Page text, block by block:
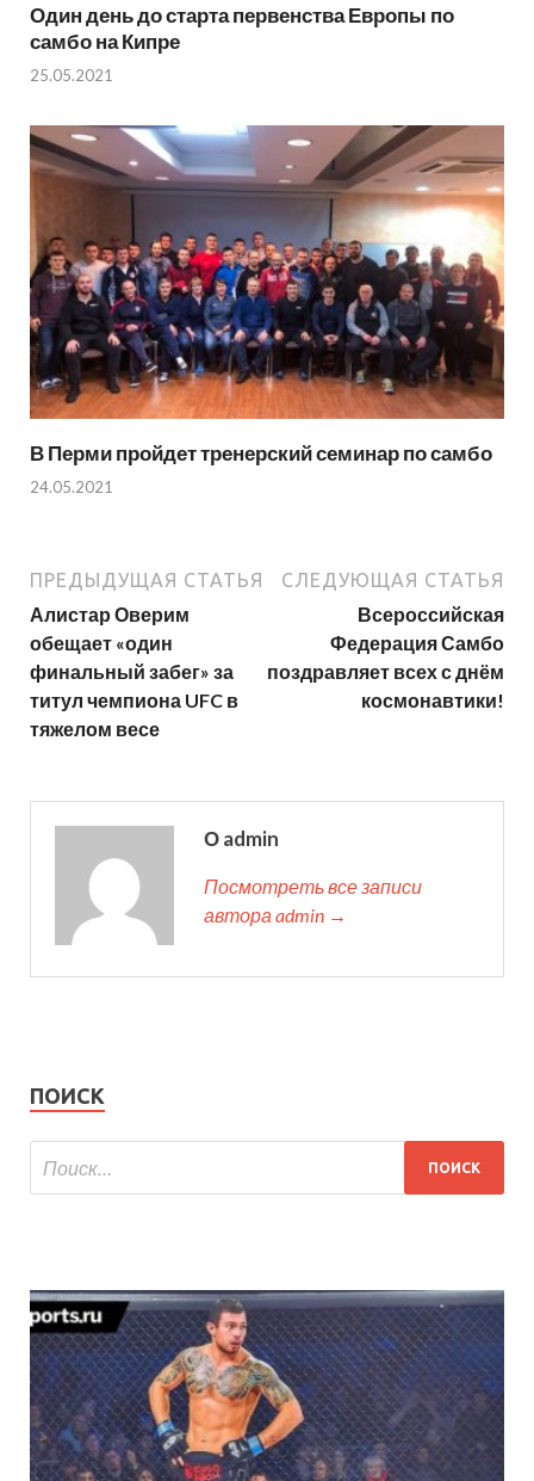
Один день до старта первенства Европы по
самбо на Кипре
25.05.2021
В Перми пройдет тренерский семинар по самбо
24.05.2021
ПРЕДЫДУЩАЯ СТАТЬЯ
Алистар Оверим
обещает «один
финальный забег» за
титул чемпиона UFC в
тяжелом весе
СЛЕДУЮЩАЯ СТАТЬЯ
Всероссийская
Федерация Самбо
поздравляет всех с днём
космонавтики!
О admin
Посмотреть все записи
автора admin →
ПОИСК